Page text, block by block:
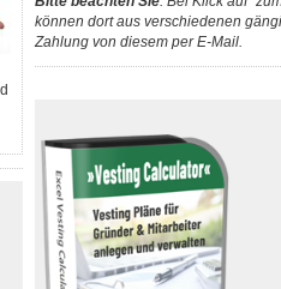
können dort aus verschiedenen
Zahlung von diesem per E-Mail.